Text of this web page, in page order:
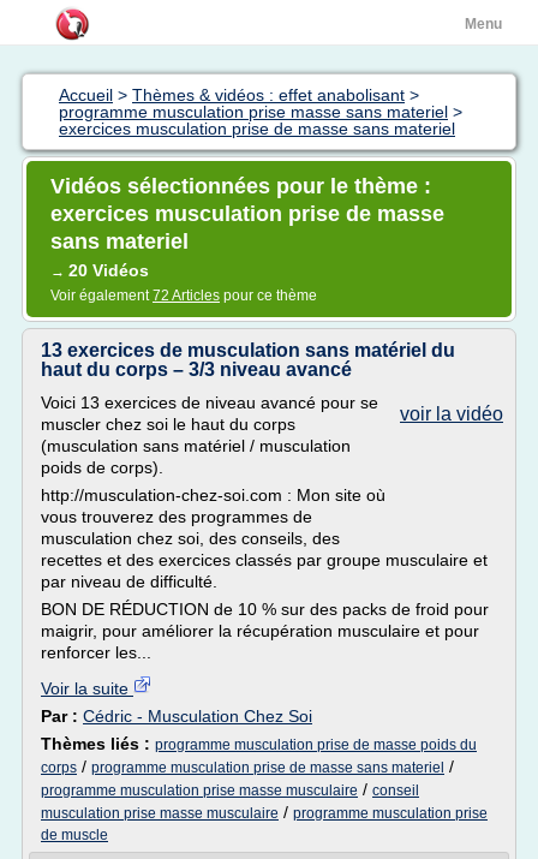
Menu
Accueil > Thèmes & vidéos : effet anabolisant >
programme musculation prise masse sans materiel >
exercices musculation prise de masse sans materiel
Vidéos sélectionnées pour le thème :
exercices musculation prise de masse
sans materiel
→ 20 Vidéos
Voir également72 Articles pour ce thème
13 exercices de musculation sans matériel du
haut du corps – 3/3 niveau avancé
voir la vidéo
Voici 13 exercices de niveau avancé pour se
muscler chez soi le haut du corps
(musculation sans matériel / musculation
poids de corps).
http://musculation-chez-soi.com : Mon site où
vous trouverez des programmes de
musculation chez soi, des conseils, des
recettes et des exercices classés par groupe musculaire et
par niveau de difficulté.
BON DE RÉDUCTION de 10 % sur des packs de froid pour
maigrir, pour améliorer la récupération musculaire et pour
renforcer les...
Voir la suite
Par : Cédric - Musculation Chez Soi
Thèmes liés : programme musculation prise de masse poids du
corps / programme musculation prise de masse sans materiel /
programme musculation prise masse musculaire / conseil
musculation prise masse musculaire / programme musculation prise
de muscle